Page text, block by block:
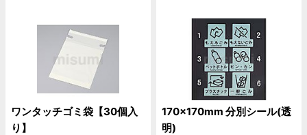
ワンタッチゴミ袋【30個入
り】
170x170mm 分別シール(透
明)